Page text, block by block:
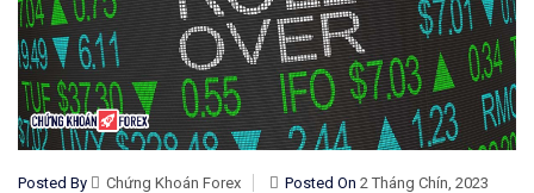
Posted By Chứng Khoán Forex Posted On 2 Tháng Chín, 2023